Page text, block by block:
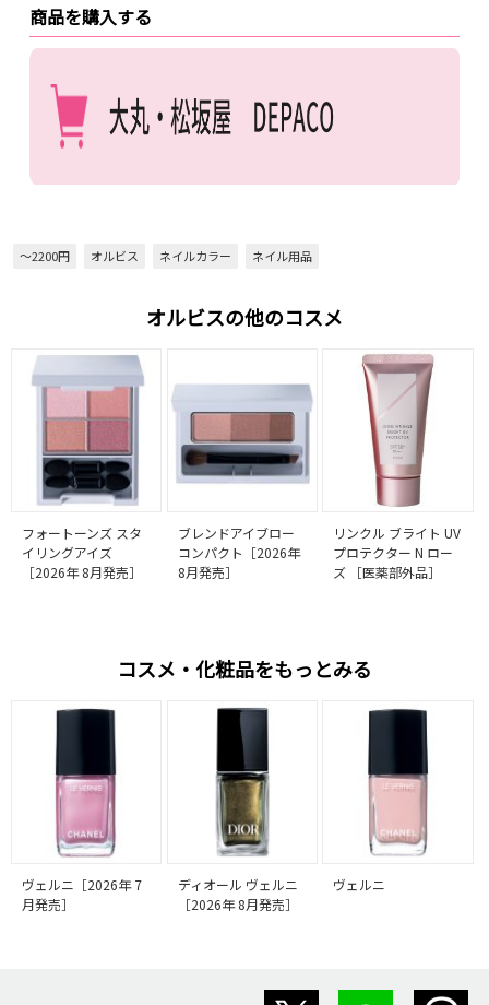
商品を購入する
～2200円 オルビス ネイルカラー ネイル用品
オルビスの他のコスメ
フォートーンズ スタ
イリングアイズ
［2026年 8月発売］
ブレンドアイブロー
コンパクト［2026年
8月発売］
リンクル ブライト UV
プロテクター N ロー
ズ ［医薬部外品］
コスメ・化粧品をもっとみる
ヴェルニ［2026年 7
月発売］
ディオール ヴェルニ
［2026年 8月発売］
ヴェルニ